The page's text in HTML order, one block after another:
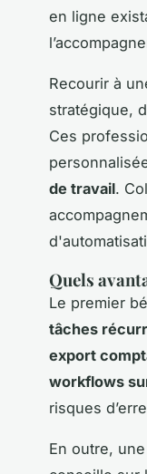
en ligne
Recourir à
stratégique,
Ces
de travail.
Quels
Le premier
tâches
export
workflows
risques
En outre,